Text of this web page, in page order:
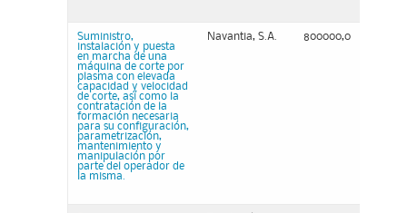
Suministro,
instalación y puesta
en marcha de una
máquina de corte por
plasma con elevada
capacidad y velocidad
de corte, así como la
contratación de la
formación necesaria
para su configuración,
parametrización,
mantenimiento y
manipulación por
parte del operador de
la misma.
Navantia, S.A. 800000,0